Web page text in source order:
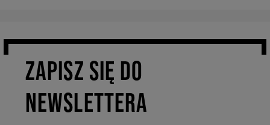
ZAPISZ SIĘ DO
NEWSLETTERA